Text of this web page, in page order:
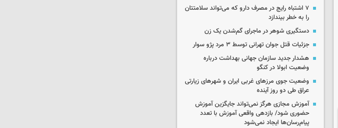
۷ اشتباه رایج در مصرف دارو که می‌تواند سلامتتان
را به خطر بیندازد
دستگیری شوهر در ماجرای گم‌شدن یک زن
جزئیات قتل جوان تهرانی توسط ۳ مرد پژو سوار
هشدار جدید سازمان جهانی بهداشت درباره
وضعیت ابولا در کنگو
وضعیت جوی مرزهای غربی ایران و شهرهای زیارتی
عراق طی دو روز آینده
آموزش مجازی هرگز نمی‌تواند جایگزین آموزش
حضوری شود/ بازدهی واقعی آموزش با تعدد
پیام‌رسان‌ها ایجاد نمی‌شود